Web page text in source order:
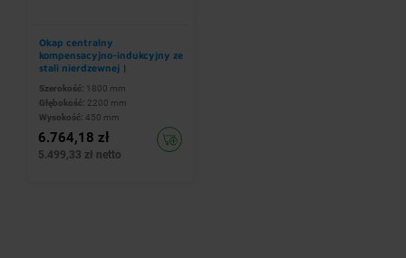
Okap centralny
kompensacyjno-indukcyjny ze
stali nierdzewnej |
Szerokość: 1800 mm
Głębokość: 2200 mm
Wysokość: 450 mm
6.764,18 zł
5.499,33 zł netto